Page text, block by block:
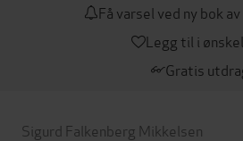
Få varsel ved ny bok
Legg til i
Gratis
Sigurd Falkenberg Mikkelsen